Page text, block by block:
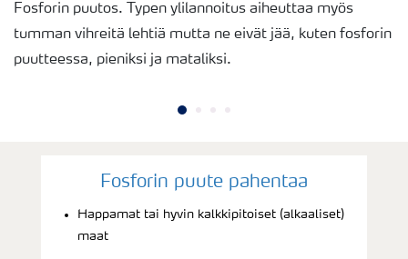
Fosforin puutos. Typen ylilannoitus aiheuttaa myös
tumman vihreitä lehtiä mutta ne eivät jää, kuten fosforin
puutteessa, pieniksi ja mataliksi.
Fosforin puute pahentaa
Happamat tai hyvin kalkkipitoiset (alkaaliset)
maat